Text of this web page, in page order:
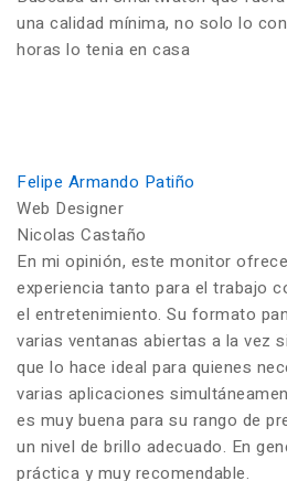
una calidad mínima, no solo lo
horas lo tenia en casa
Felipe Armando Patiño
Web Designer
Nicolas Castaño
En mi opinión, este monitor
experiencia tanto para el trabajo
el entretenimiento. Su formato
varias ventanas abiertas a la vez
que lo hace ideal para quienes
varias aplicaciones
es muy buena para su rango de
un nivel de brillo adecuado. En
práctica y muy recomendable.